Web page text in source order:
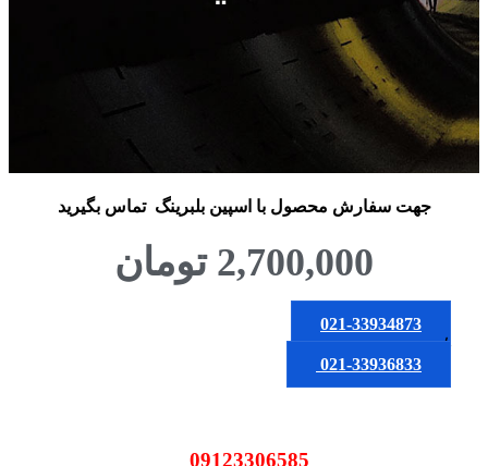
جهت سفارش محصولبا اسپین بلبرینگ تماس بگیرید
2,700,000 تومان
021-33934873
یا
021-33936833